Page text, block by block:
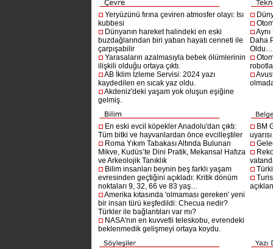
Yeryüzünü fırına çeviren atmosfer olayı: Isı
kubbesi
Dünyanın hareket halindeki en eski
buzdağlarından biri yaban hayatı cenneti ile
çarpışabilir
Yarasaların azalmasıyla bebek ölümlerinin
ilişkili olduğu ortaya çıktı.
AB İklim İzleme Servisi: 2024 yazı
kaydedilen en sıcak yaz oldu.
Akdeniz'deki yaşam yok oluşun eşiğine
gelmiş.
Daha
Oldu…
En eski evcil köpekler Anadolu'dan çıktı:
Tüm bitki ve hayvanlardan önce evcilleştiler
Roma Yıkım Tabakası Altında Bulunan
Mikve, Kudüs’te Dini Pratik, Mekansal Hafıza
ve Arkeolojik Tanıklık
Bilim insanları beynin beş farklı yaşam
evresinden geçtiğini açıkladı: Kritik dönüm
noktaları 9, 32, 66 ve 83 yaş…
Amerika kıtasında 'olmaması gereken' yeni
bir insan türü keşfedildi: Checua nedir?
Türkler ile bağlantıları var mı?
NASA'nın en kuvvetli teleskobu, evrendeki
beklenmedik gelişmeyi ortaya koydu.
BM